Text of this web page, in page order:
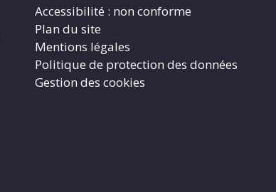
Accessibilité : non conforme
Plan du site
Mentions légales
Politique de protection des données
Gestion des cookies